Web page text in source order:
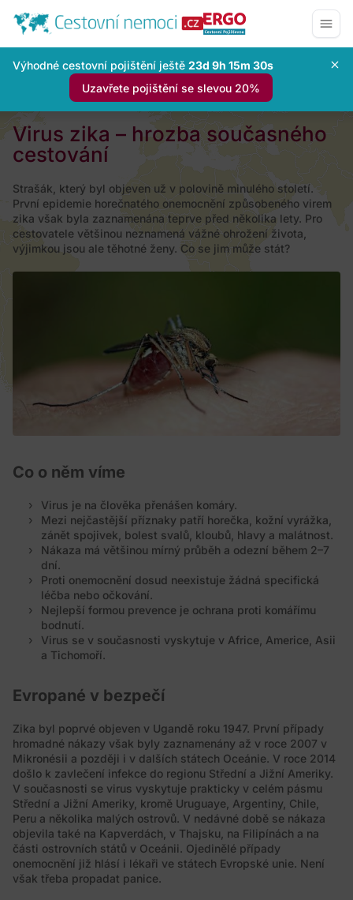
Výhodné cestovní pojištění ještě 23d 9h 15m 29s
Uzavřete pojištění se slevou 20%
Virus zika – hrozba současného
cestování
Strašák, který byl objeven už v polovině minulého století.
První epidemie horečnatého onemocnění způsobeného virem
zika však byla zaznamenána teprve před několika lety. Pro
cestovatele většinou neznamená vážné ohrožení života,
výjimkou jsou ale těhotné ženy. Co se jim může stát?
Co o něm víme
Virus je na člověka přenášen komáry.
Mezi nejčastější příznaky patří horečka, kožní vyrážka,
zánět spojivek, bolest svalů, kloubů, hlavy a malátnost.
Nákaza má většinou mírný průběh a odezní během 2–7
dní.
Proti onemocnění dosud neexistuje žádná specifická
léčba nebo očkování.
Nejlepší formou prevence je ochrana proti komářímu
bodnutí.
Virus se v současnosti vyskytuje v Africe, Americe, Asii
a Tichomoří.
Evropané v bezpečí
Zika byl poprvé objeven v Ugandě roku 1947. První případy
hromadné nákazy však byly zaznamenány až v roce 2007 v
Mikronésii a později i v dalších státech Oceánie. V roce 2014
došlo k zavlečení infekce do regionu Střední a Jižní Ameriky.
V současnosti se virus vyskytuje prakticky v celém pásmu
Střední a Jižní Ameriky, kromě Uruguaye, Argentiny, Chile,
Peru a několika malých ostrovů. V nedávné době se nákaza
objevila také na Kapverdách, v Thajsku, na Filipínách a na
části ostrovních států v Oceánii. Ojedinělé případy
onemocnění již hlásí i lékaři ve státech Evropské unie. Není
však třeba propadat panice.